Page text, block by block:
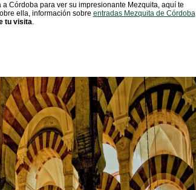
Córdoba para ver su impresionante Mezquita, aquí te
ella, información sobre entradas Mezquita de Córdoba
tu visita.